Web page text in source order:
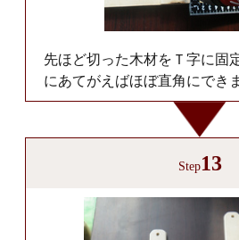
先ほど切った木材をＴ字に固
にあてがえばほぼ直角にでき
Step13